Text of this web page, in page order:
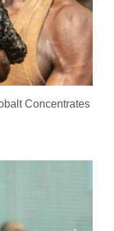
Concentrates